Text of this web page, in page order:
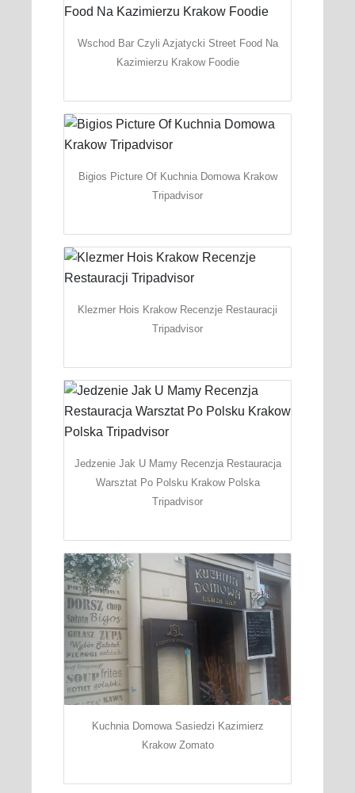
Wschod Bar Czyli Azjatycki Street Food Na
Kazimierzu Krakow Foodie
Bigios Picture Of Kuchnia Domowa Krakow
Tripadvisor
Klezmer Hois Krakow Recenzje Restauracji
Tripadvisor
Jedzenie Jak U Mamy Recenzja Restauracja
Warsztat Po Polsku Krakow Polska
Tripadvisor
Kuchnia Domowa Sasiedzi Kazimierz
Krakow Zomato